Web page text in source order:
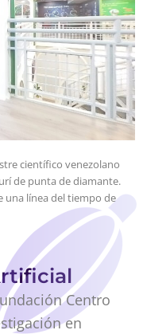
científico venezolano
de punta de diamante.
una línea del tiempo de
Centro
en